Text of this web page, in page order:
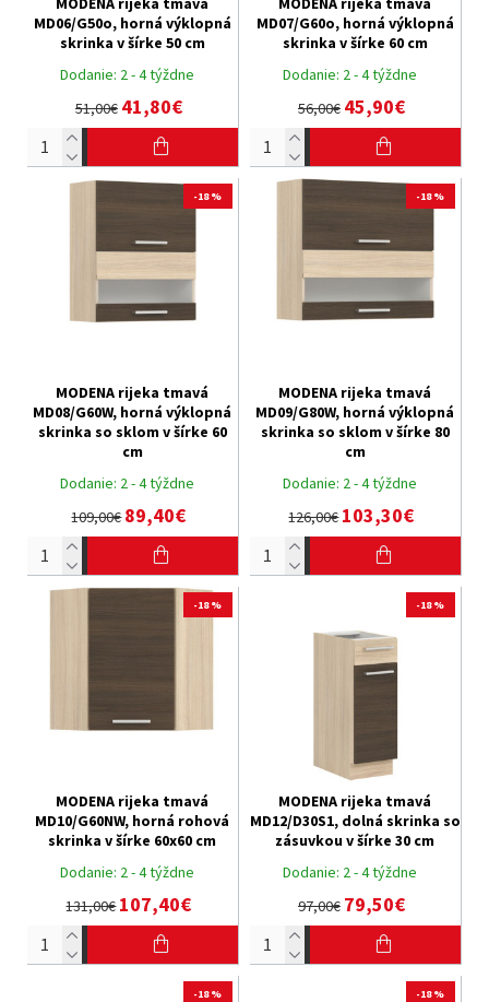
Dodanie: 2 - 4 týždne
MD06/G50o, horná výklopná
skrinka v šírke 50 cm
51,00€ 41,80€
Dodanie: 2 - 4 týždne
MD07/G60o, horná výklopná
skrinka v šírke 60 cm
56,00€ 45,90€
-18 %
Dodanie: 2 - 4 týždne
MODENA rijeka tmavá
MD08/G60W, horná výklopná
skrinka so sklom v šírke 60
cm
109,00€89,40€
-18 %
Dodanie: 2 - 4 týždne
MODENA rijeka tmavá
MD09/G80W, horná výklopná
skrinka so sklom v šírke 80
cm
126,00€103,30€
-18 %
Dodanie: 2 - 4 týždne
MODENA rijeka tmavá
MD10/G60NW, horná rohová
skrinka v šírke 60x60 cm
131,00€107,40€
-18 %
Dodanie: 2 - 4 týždne
MODENA rijeka tmavá
MD12/D30S1, dolná skrinka so
zásuvkou v šírke 30 cm
97,00€ 79,50€
-18 % -18 %